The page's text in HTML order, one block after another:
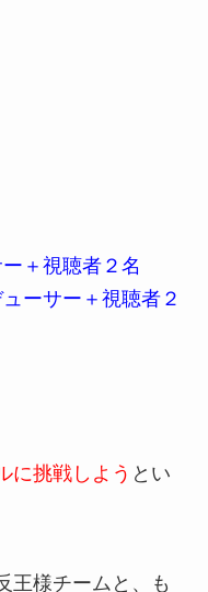
＋視聴者２名
ーサー＋視聴者２
に挑戦しよう とい
王様チームと、も